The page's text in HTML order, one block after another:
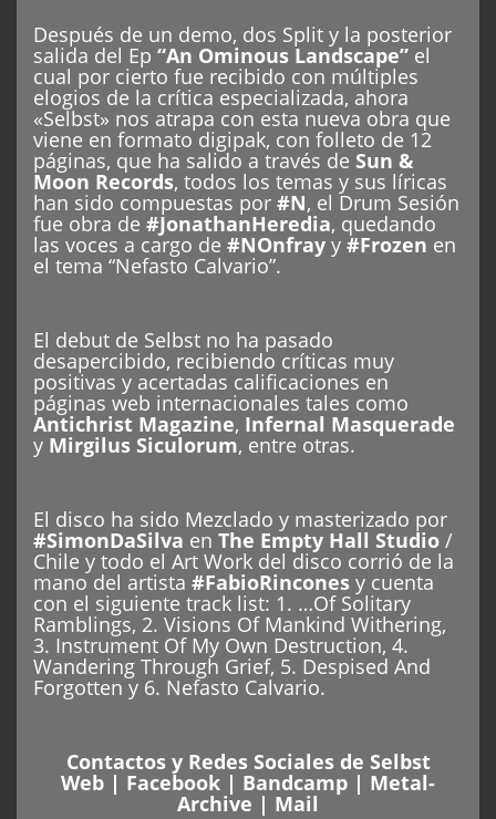
Después de un demo, dos Split y la posterior
salida del Ep “An Ominous Landscape” el
cual por cierto fue recibido con múltiples
elogios de la crítica especializada, ahora
«Selbst» nos atrapa con esta nueva obra que
viene en formato digipak, con folleto de 12
páginas, que ha salido a través de Sun &
Moon Records, todos los temas y sus líricas
han sido compuestas por #N, el Drum Sesión
fue obra de #JonathanHeredia, quedando
las voces a cargo de #NOnfray y #Frozen en
el tema “Nefasto Calvario”.
El debut de Selbst no ha pasado
desapercibido, recibiendo críticas muy
positivas y acertadas calificaciones en
páginas web internacionales tales como
Antichrist Magazine, Infernal Masquerade
y Mirgilus Siculorum, entre otras.
El disco ha sido Mezclado y masterizado por
#SimonDaSilva en The Empty Hall Studio /
Chile y todo el Art Work del disco corrió de la
mano del artista #FabioRincones y cuenta
con el siguiente track list: 1. …Of Solitary
Ramblings, 2. Visions Of Mankind Withering,
3. Instrument Of My Own Destruction, 4.
Wandering Through Grief, 5. Despised And
Forgotten y 6. Nefasto Calvario.
Contactos y Redes Sociales de Selbst
Web | Facebook | Bandcamp | Metal-
Archive | Mail